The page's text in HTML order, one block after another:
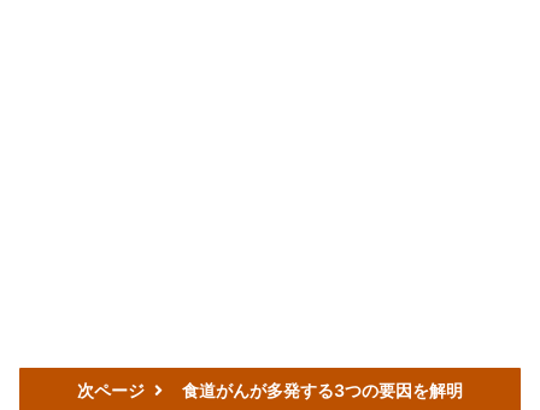
次ページ 食道がんが多発する3つの要因を解明